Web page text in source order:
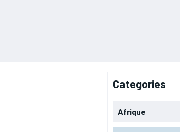
Categories
Afrique